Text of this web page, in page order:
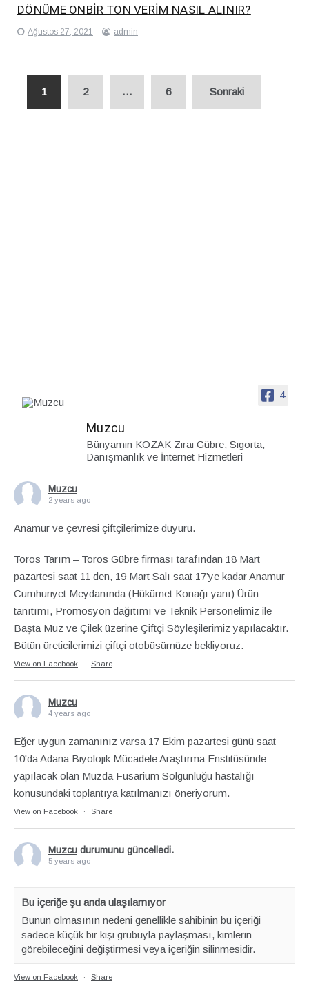
DÖNÜME ONBİR TON VERİM NASIL ALINIR?
Ağustos 27, 2021 admin
1 2 … 6 Sonraki
4
Muzcu
Bünyamin KOZAK Zirai Gübre, Sigorta,
Danışmanlık ve İnternet Hizmetleri
Muzcu
2 years ago
Anamur ve çevresi çiftçilerimize duyuru.
Toros Tarım – Toros Gübre firması tarafından 18 Mart
pazartesi saat 11 den, 19 Mart Salı saat 17’ye kadar Anamur
Cumhuriyet Meydanında (Hükümet Konağı yanı) Ürün
tanıtımı, Promosyon dağıtımı ve Teknik Personelimiz ile
Başta Muz ve Çilek üzerine Çiftçi Söyleşilerimiz yapılacaktır.
Bütün üreticilerimizi çiftçi otobüsümüze bekliyoruz.
View on Facebook · Share
Muzcu
4 years ago
Eğer uygun zamanınız varsa 17 Ekim pazartesi günü saat
10'da Adana Biyolojik Mücadele Araştırma Enstitüsünde
yapılacak olan Muzda Fusarium Solgunluğu hastalığı
konusundaki toplantıya katılmanızı öneriyorum.
View on Facebook · Share
Muzcu durumunu güncelledi.
5 years ago
Bu içeriğe şu anda ulaşılamıyor
Bunun olmasının nedeni genellikle sahibinin bu içeriği
sadece küçük bir kişi grubuyla paylaşması, kimlerin
görebileceğini değiştirmesi veya içeriğin silinmesidir.
View on Facebook · Share